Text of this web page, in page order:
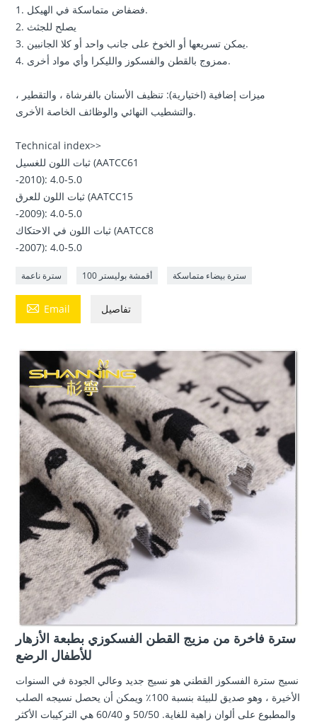
1. فضفاض متماسكة في الهيكل.
2. يصلح للجثث
3. يمكن تسريعها أو الخوخ على جانب واحد أو كلا الجانبين.
4. ممزوج بالقطن والفسكوز والليكرا وأي مواد أخرى.
ميزات إضافية (اختيارية): تنظيف الأسنان بالفرشاة ، والتقطير ،
والتشطيب النهائي والوظائف الخاصة الأخرى.
Technical index>>
ثبات اللون للغسيل (AATCC61
-2010): 4.0-5.0
ثبات اللون للعرق (AATCC15
-2009): 4.0-5.0
ثبات اللون في الاحتكاك (AATCC8
-2007): 4.0-5.0
سترة ناعمة 100 أقمشة بوليستر سترة بيضاء متماسكة
 Email تفاصيل
سترة فاخرة من مزيج القطن الفسكوزي بطبعة الأزهار
للأطفال الرضع
نسيج سترة الفسكوز القطني هو نسيج جديد وعالي الجودة في السنوات
الأخيرة ، وهو صديق للبيئة بنسبة 100٪ ويمكن أن يحصل نسيجه الصلب
والمطبوع على ألوان زاهية للغاية. 50/50 و 60/40 هي التركيبات الأكثر